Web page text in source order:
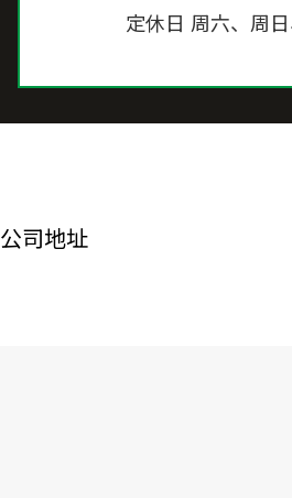
定休日 周六、周
公司地址